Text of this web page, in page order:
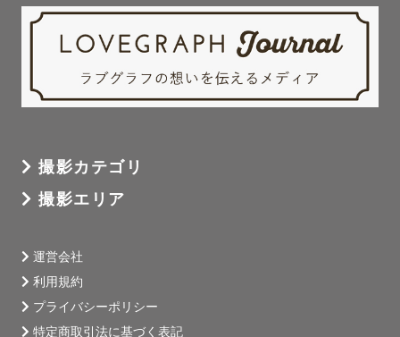
れが心配な場合もお任せください。
人見知りがあるお子さんを持つ親御さんからも「子どもが
すぐに慣れていた」「笑顔の写真も多かった」とご感想を
いただいています！
ご親族が集まる機会になりやすい撮影の場でもあるため、
関西：大阪(京都・兵庫)
◎現在の基本的な活動範囲はこちらです。
撮影カテゴリ
撮影エリア
運営会社
利用規約
プライバシーポリシー
特定商取引法に基づく表記